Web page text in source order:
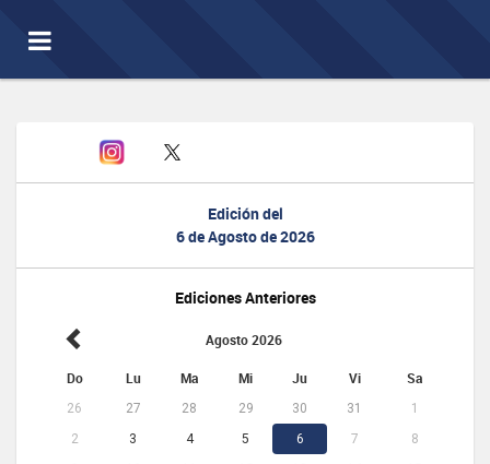
Toggle
navigation
Edición del
6 de Agosto de 2026
Ediciones Anteriores
Agosto 2026
Do Lu Ma Mi Ju Vi Sa
26 27 28 29 30 31
1
2
3 4 5 6 7
8